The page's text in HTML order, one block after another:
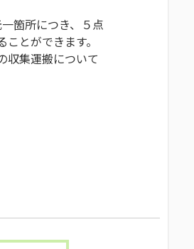
箇所につき、５点
とができます。
収集運搬について